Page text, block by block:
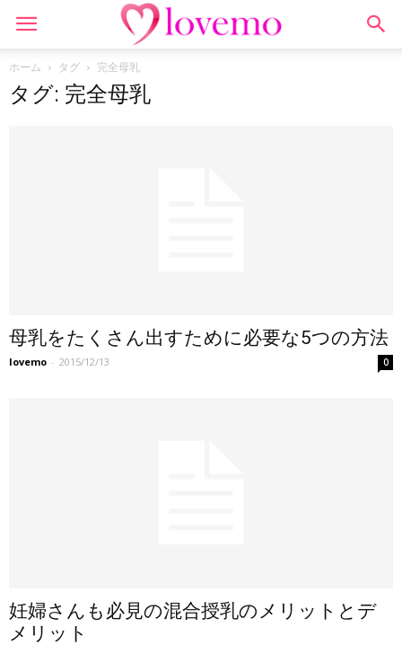
ホーム タグ 完全母乳
タグ: 完全母乳
母乳をたくさん出すために必要な5つの方法
lovemo - 2015/12/13 0
妊婦さんも必見の混合授乳のメリットとデ
メリット